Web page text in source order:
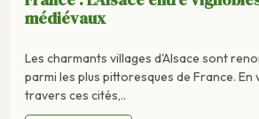
médiévaux
Les charmants villages d'Alsace sont
parmi les plus pittoresques de France. En
travers ces cités,..